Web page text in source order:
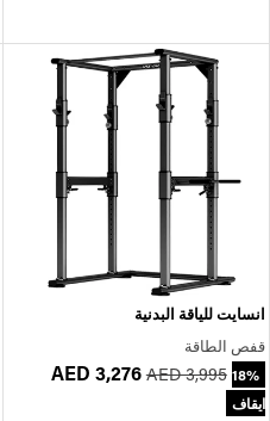
انسايت للياقة البدنية
قفص الطاقة
AED 3,276 AED 3,995 18%
ايقاف